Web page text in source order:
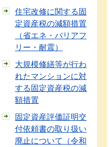
住宅改修に関する固
定資産税の減額措置
（省エネ・バリアフ
リー・耐震）
大規模修繕等が行わ
れたマンションに対
する固定資産税の減
額措置
固定資産評価証明交
付依頼書の取り扱い
廃止について（令和